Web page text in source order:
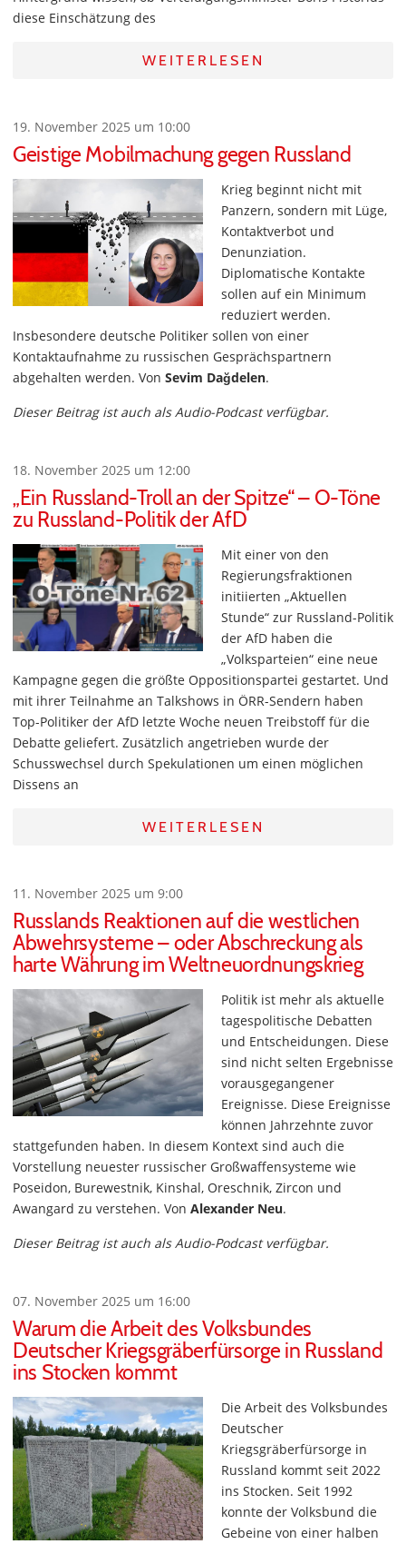
diese Einschätzung des
WEITERLESEN
19. November 2025 um 10:00
Geistige Mobilmachung gegen Russland
Krieg beginnt nicht mit
Panzern, sondern mit Lüge,
Kontaktverbot und
Denunziation.
Diplomatische Kontakte
sollen auf ein Minimum
reduziert werden.
Insbesondere deutsche Politiker sollen von einer
Kontaktaufnahme zu russischen Gesprächspartnern
abgehalten werden. Von Sevim Dağdelen.
Dieser Beitrag ist auch als Audio-Podcast verfügbar.
18. November 2025 um 12:00
„Ein Russland-Troll an der Spitze“ – O-Töne
zu Russland-Politik der AfD
Mit einer von den
Regierungsfraktionen
initiierten „Aktuellen
Stunde“ zur Russland-Politik
der AfD haben die
„Volksparteien“ eine neue
Kampagne gegen die größte Oppositionspartei gestartet. Und
mit ihrer Teilnahme an Talkshows in ÖRR-Sendern haben
Top-Politiker der AfD letzte Woche neuen Treibstoff für die
Debatte geliefert. Zusätzlich angetrieben wurde der
Schusswechsel durch Spekulationen um einen möglichen
Dissens an
WEITERLESEN
11. November 2025 um 9:00
Russlands Reaktionen auf die westlichen
Abwehrsysteme – oder Abschreckung als
harte Währung im Weltneuordnungskrieg
Politik ist mehr als aktuelle
tagespolitische Debatten
und Entscheidungen. Diese
sind nicht selten Ergebnisse
vorausgegangener
Ereignisse. Diese Ereignisse
können Jahrzehnte zuvor
stattgefunden haben. In diesem Kontext sind auch die
Vorstellung neuester russischer Großwaffensysteme wie
Poseidon, Burewestnik, Kinshal, Oreschnik, Zircon und
Awangard zu verstehen. Von Alexander Neu.
Dieser Beitrag ist auch als Audio-Podcast verfügbar.
07. November 2025 um 16:00
Warum die Arbeit des Volksbundes
Deutscher Kriegsgräberfürsorge in Russland
ins Stocken kommt
Die Arbeit des Volksbundes
Deutscher
Kriegsgräberfürsorge in
Russland kommt seit 2022
ins Stocken. Seit 1992
konnte der Volksbund die
Gebeine von einer halben